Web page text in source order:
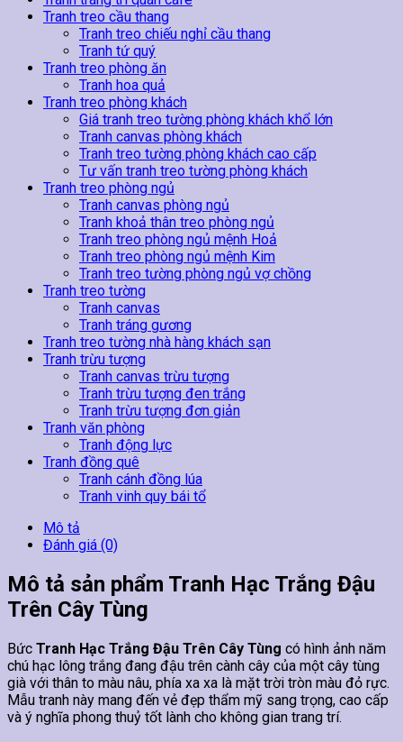
Tranh treo cầu thang
Tranh treo chiếu nghỉ cầu thang
Tranh tứ quý
Tranh treo phòng ăn
Tranh hoa quả
Tranh treo phòng khách
Giá tranh treo tường phòng khách khổ lớn
Tranh canvas phòng khách
Tranh treo tường phòng khách cao cấp
Tư vấn tranh treo tường phòng khách
Tranh treo phòng ngủ
Tranh canvas phòng ngủ
Tranh khoả thân treo phòng ngủ
Tranh treo phòng ngủ mệnh Hoả
Tranh treo phòng ngủ mệnh Kim
Tranh treo tường phòng ngủ vợ chồng
Tranh treo tường
Tranh canvas
Tranh tráng gương
Tranh treo tường nhà hàng khách sạn
Tranh trừu tượng
Tranh canvas trừu tượng
Tranh trừu tượng đen trắng
Tranh trừu tượng đơn giản
Tranh văn phòng
Tranh động lực
Tranh đồng quê
Tranh cánh đồng lúa
Tranh vinh quy bái tổ
Mô tả
Đánh giá (0)
Mô tả sản phẩm Tranh Hạc Trắng Đậu
Trên Cây Tùng
Bức Tranh Hạc Trắng Đậu Trên Cây Tùng có hình ảnh năm
chú hạc lông trắng đang đậu trên cành cây của một cây tùng
già với thân to màu nâu, phía xa xa là mặt trời tròn màu đỏ rực.
Mẫu tranh này mang đến vẻ đẹp thẩm mỹ sang trọng, cao cấp
và ý nghĩa phong thuỷ tốt lành cho không gian trang trí.